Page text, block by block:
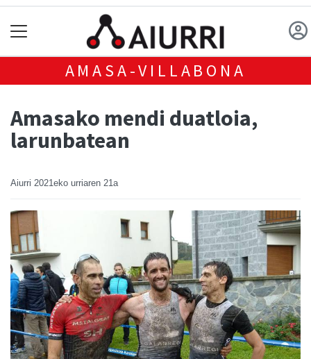
AMASA-VILLABONA
Amasako mendi duatloia,
larunbatean
Aiurri 2021eko urriaren 21a